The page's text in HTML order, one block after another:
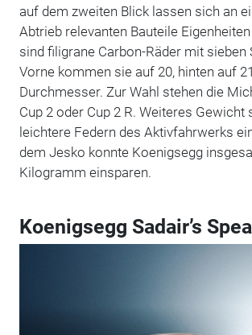
auf dem zweiten Blick lassen sich an
Abtrieb relevanten Bauteile
sind filigrane Carbon-Räder mit sieben
Vorne kommen sie auf 20, hinten auf
Durchmesser. Zur Wahl stehen die
Cup 2 oder Cup 2 R. Weiteres Gewicht
leichtere Federn des Aktivfahrwerks
dem Jesko konnte Koenigsegg
Kilogramm einsparen.
Koenigsegg Sadair’s